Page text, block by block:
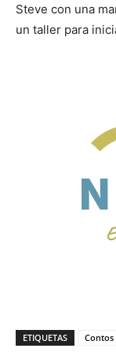
Steve con una
un taller para
ETIQUETAS Contos